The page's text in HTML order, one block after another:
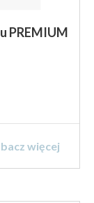
PREMIUM
produkt
ma
więcej